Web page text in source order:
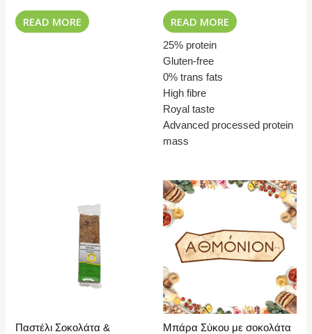
READ MORE READ MORE
25% protein
Gluten-free
0% trans fats
High fibre
Royal taste
Advanced processed protein
mass
Παστέλι Σοκολάτα &
Μπάρα Σύκου με σοκολάτα